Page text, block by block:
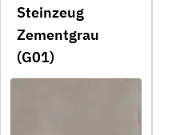
Steinzeug
Zementgrau
(G01)